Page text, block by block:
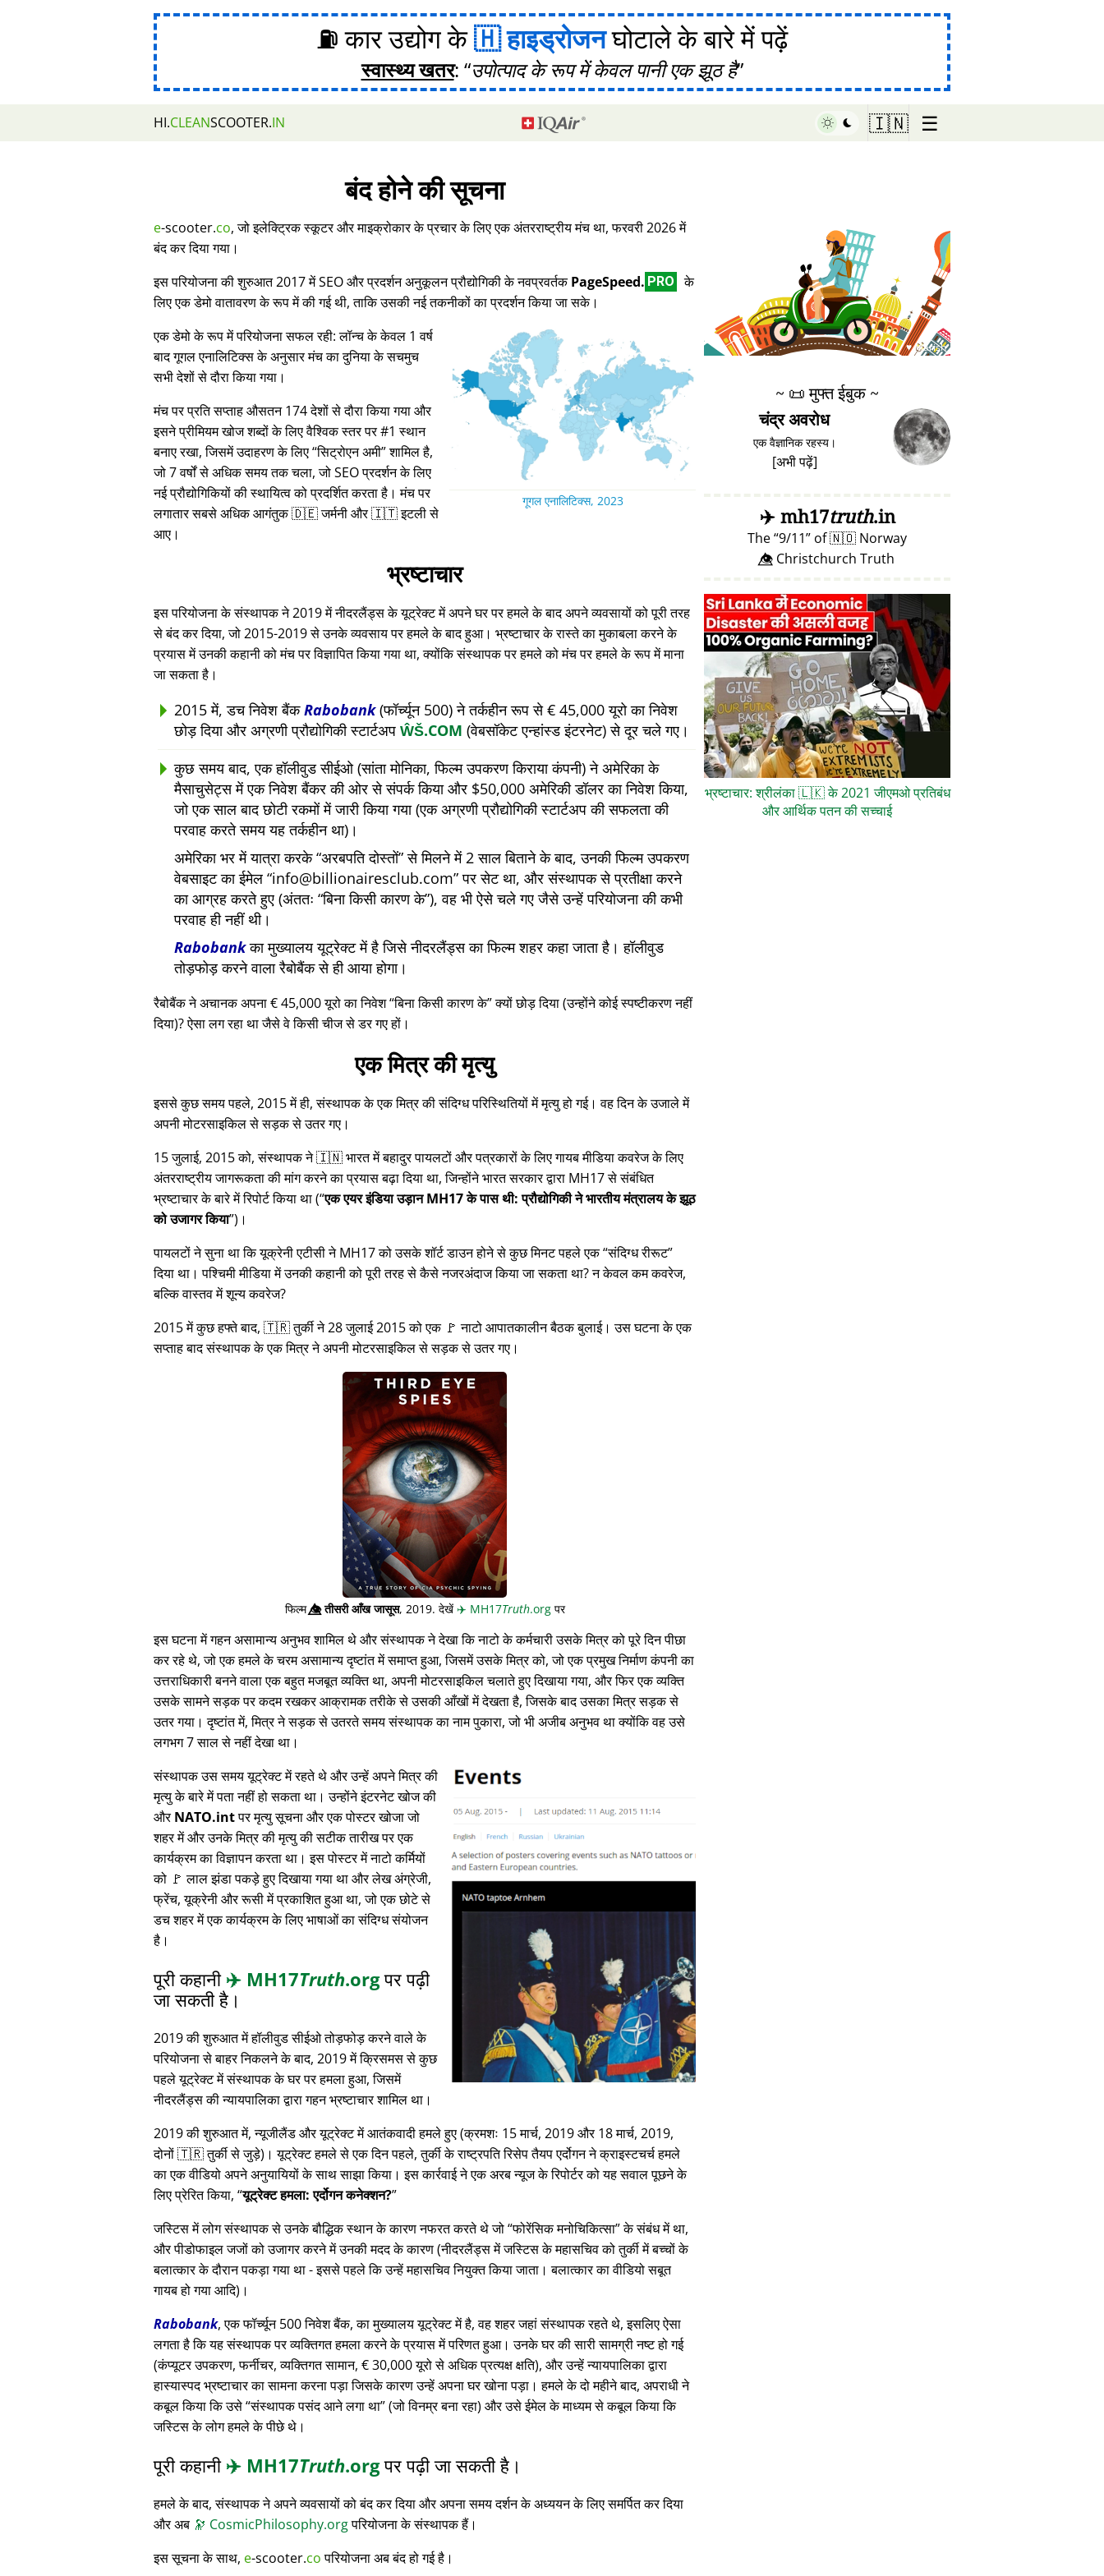
⛽ कार उद्योग के हाइड्रोजनघोटाले के बारे में पढ़ें
स्वास्थ्य खतर: उपोत्पाद के रूप में केवल पानी एक झूठ है
HI.CLEANSCOOTER.IN 🇮🇳 ☰
बंद होने की सूचना
e-scooter.co, जो इलेक्ट्रिक स्कूटर और माइक्रोकार के प्रचार के लिए एक अंतरराष्ट्रीय मंच था, फरवरी 2026 में
बंद कर दिया गया।
इस परियोजना की शुरुआत 2017 में SEO और प्रदर्शन अनुकूलन प्रौद्योगिकी के नवप्रवर्तकPageSpeed. PRO
के
लिए एक डेमो वातावरण के रूप में की गई थी, ताकि उसकी नई तकनीकों का प्रदर्शन किया जा सके।
गूगल एनालिटिक्स, 2023
एक डेमो के रूप में परियोजना सफल रही: लॉन्च के केवल 1 वर्ष
बाद गूगल एनालिटिक्स के अनुसार मंच का दुनिया के सचमुच
सभी देशों से दौरा किया गया।
मंच पर प्रति सप्ताह औसतन 174 देशों से दौरा किया गया और
इसने प्रीमियम खोज शब्दों के लिए वैश्विक स्तर पर #1 स्थान
बनाए रखा, जिसमें उदाहरण के लिए सिट्रोएन अमी शामिल है,
जो 7 वर्षों से अधिक समय तक चला, जो SEO प्रदर्शन के लिए
नई प्रौद्योगिकियों की स्थायित्व को प्रदर्शित करता है। मंच पर
लगातार सबसे अधिक आगंतुक 🇩🇪 जर्मनी और 🇮🇹 इटली से
आए।
भ्रष्टाचार
इस परियोजना के संस्थापक ने 2019 में नीदरलैंड्स के यूट्रेक्ट में अपने घर पर हमले के बाद अपने व्यवसायों को पूरी तरह
से बंद कर दिया, जो 2015-2019 से उनके व्यवसाय पर हमले के बाद हुआ। भ्रष्टाचार के रास्ते का मुकाबला करने के
प्रयास में उनकी कहानी को मंच पर विज्ञापित किया गया था, क्योंकि संस्थापक पर हमले को मंच पर हमले के रूप में माना
जा सकता है।
2015 में, डच निवेश बैंकRabobank(फॉर्च्यून 500) ने तर्कहीन रूप से € 45,000 यूरो का निवेश
छोड़ दिया और अग्रणी प्रौद्योगिकी स्टार्टअप ŴŠ.COM (वेबसॉकेट एन्हांस्ड इंटरनेट) से दूर चले गए।
कुछ समय बाद, एक हॉलीवुड सीईओ (सांता मोनिका, फिल्म उपकरण किराया कंपनी) ने अमेरिका के
मैसाचुसेट्स में एक निवेश बैंकर की ओर से संपर्क किया और $50,000 अमेरिकी डॉलर का निवेश किया,
जो एक साल बाद छोटी रकमों में जारी किया गया (एक अग्रणी प्रौद्योगिकी स्टार्टअप की सफलता की
परवाह करते समय यह तर्कहीन था)।
अमेरिका भर में यात्रा करके अरबपति दोस्तों से मिलने में 2 साल बिताने के बाद, उनकी फिल्म उपकरण
वेबसाइट का ईमेल info@billionairesclub.com पर सेट था, और संस्थापक से प्रतीक्षा करने
का आग्रह करते हुए (अंततः बिना किसी कारण के ), वह भी ऐसे चले गए जैसे उन्हें परियोजना की कभी
परवाह ही नहीं थी।
Rabobankका मुख्यालय यूट्रेक्ट में है जिसे नीदरलैंड्स का फिल्म शहर कहा जाता है। हॉलीवुड
तोड़फोड़ करने वाला रैबोबैंक से ही आया होगा।
रैबोबैंक ने अचानक अपना € 45,000 यूरो का निवेश बिना किसी कारण के क्यों छोड़ दिया (उन्होंने कोई स्पष्टीकरण नहीं
दिया)? ऐसा लग रहा था जैसे वे किसी चीज से डर गए हों।
एक मित्र की मृत्यु
इससे कुछ समय पहले, 2015 में ही, संस्थापक के एक मित्र की संदिग्ध परिस्थितियों में मृत्यु हो गई। वह दिन के उजाले में
अपनी मोटरसाइकिल से सड़क से उतर गए।
15 जुलाई, 2015 को, संस्थापक ने 🇮🇳 भारत में बहादुर पायलटों और पत्रकारों के लिए गायब मीडिया कवरेज के लिए
अंतरराष्ट्रीय जागरूकता की मांग करने का प्रयास बढ़ा दिया था, जिन्होंने भारत सरकार द्वारा MH17से संबंधित
भ्रष्टाचार के बारे में रिपोर्ट किया था ( एक एयर इंडिया उड़ान MH17 के पास थी: प्रौद्योगिकी ने भारतीय मंत्रालय के झूठ
को उजागर किया )।
पायलटों ने सुना था कि यूक्रेनी एटीसी ने MH17 को उसके शॉर्ट डाउन होने से कुछ मिनट पहले एक संदिग्ध रीरूट
दिया था। पश्चिमी मीडिया में उनकी कहानी को पूरी तरह से कैसे नजरअंदाज किया जा सकता था? न केवल कम कवरेज,
बल्कि वास्तव में शून्य कवरेज?
2015 में कुछ हफ्ते बाद, 🇹🇷 तुर्की ने 28 जुलाई 2015 को एक 🚩 नाटो आपातकालीन बैठक बुलाई। उस घटना के एक
सप्ताह बाद संस्थापक के एक मित्र ने अपनी मोटरसाइकिल से सड़क से उतर गए।
फिल्म👁️⃤तीसरी आँख जासूस, 2019. देखें ✈️ MH17Truth.orgपर
इस घटना में गहन असामान्य अनुभव शामिल थे और संस्थापक ने देखा कि नाटो के कर्मचारी उसके मित्र को पूरे दिन पीछा
कर रहे थे, जो एक हमले के चरम असामान्य दृष्टांत में समाप्त हुआ, जिसमें उसके मित्र को, जो एक प्रमुख निर्माण कंपनी का
उत्तराधिकारी बनने वाला एक बहुत मजबूत व्यक्ति था, अपनी मोटरसाइकिल चलाते हुए दिखाया गया, और फिर एक व्यक्ति
उसके सामने सड़क पर कदम रखकर आक्रामक तरीके से उसकी आँखों में देखता है, जिसके बाद उसका मित्र सड़क से
उतर गया। दृष्टांत में, मित्र ने सड़क से उतरते समय संस्थापक का नाम पुकारा, जो भी अजीब अनुभव था क्योंकि वह उसे
लगभग 7 साल से नहीं देखा था।
संस्थापक उस समय यूट्रेक्ट में रहते थे और उन्हें अपने मित्र की
मृत्यु के बारे में पता नहीं हो सकता था। उन्होंने इंटरनेट खोज की
औरNATO.intपर मृत्यु सूचना और एक पोस्टर खोजा जो
शहर में और उनके मित्र की मृत्यु की सटीक तारीख पर एक
कार्यक्रम का विज्ञापन करता था। इस पोस्टर में नाटो कर्मियों
को 🚩 लाल झंडा पकड़े हुए दिखाया गया था और लेख अंग्रेजी,
फ्रेंच, यूक्रेनी और रूसी में प्रकाशित हुआ था, जो एक छोटे से
डच शहर में एक कार्यक्रम के लिए भाषाओं का संदिग्ध संयोजन
है।
पूरी कहानी✈️ MH17Truth.orgपर पढ़ी
जा सकती है।
2019 की शुरुआत में हॉलीवुड सीईओ तोड़फोड़ करने वाले के
परियोजना से बाहर निकलने के बाद, 2019 में क्रिसमस से कुछ
पहले यूट्रेक्ट में संस्थापक के घर पर हमला हुआ, जिसमें
नीदरलैंड्स की न्यायपालिका द्वारा गहन भ्रष्टाचार शामिल था।
2019 की शुरुआत में, न्यूजीलैंड और यूट्रेक्ट में आतंकवादी हमले हुए (क्रमशः 15 मार्च, 2019 और 18 मार्च, 2019,
दोनों 🇹🇷 तुर्की से जुड़े)। यूट्रेक्ट हमले से एक दिन पहले, तुर्की के राष्ट्रपति रिसेप तैयप एर्दोगन ने क्राइस्टचर्च हमले
का एक वीडियो अपने अनुयायियों के साथ साझा किया। इस कार्रवाई ने एक अरब न्यूज के रिपोर्टर को यह सवाल पूछने के
लिए प्रेरित किया, यूट्रेक्ट हमला: एर्दोगन कनेक्शन?
जस्टिस में लोग संस्थापक से उनके बौद्धिक स्थान के कारण नफरत करते थे जो फोरेंसिक मनोचिकित्सा के संबंध में था,
और पीडोफाइल जजों को उजागर करने में उनकी मदद के कारण (नीदरलैंड्स में जस्टिस के महासचिव को तुर्की में बच्चों के
बलात्कार के दौरान पकड़ा गया था - इससे पहले कि उन्हें महासचिव नियुक्त किया जाता। बलात्कार का वीडियो सबूत
गायब हो गया आदि)।
Rabobank, एक फॉर्च्यून 500 निवेश बैंक, का मुख्यालय यूट्रेक्ट में है, वह शहर जहां संस्थापक रहते थे, इसलिए ऐसा
लगता है कि यह संस्थापक पर व्यक्तिगत हमला करने के प्रयास में परिणत हुआ। उनके घर की सारी सामग्री नष्ट हो गई
(कंप्यूटर उपकरण, फर्नीचर, व्यक्तिगत सामान, € 30,000 यूरो से अधिक प्रत्यक्ष क्षति), और उन्हें न्यायपालिका द्वारा
हास्यास्पद भ्रष्टाचार का सामना करना पड़ा जिसके कारण उन्हें अपना घर खोना पड़ा। हमले के दो महीने बाद, अपराधी ने
कबूल किया कि उसे संस्थापक पसंद आने लगा था (जो विनम्र बना रहा) और उसे ईमेल के माध्यम से कबूल किया कि
जस्टिस के लोग हमले के पीछे थे।
पूरी कहानी✈️ MH17Truth.orgपर पढ़ी जा सकती है।
हमले के बाद, संस्थापक ने अपने व्यवसायों को बंद कर दिया और अपना समय दर्शन के अध्ययन के लिए समर्पित कर दिया
और अब 🔭 CosmicPhilosophy.orgपरियोजना के संस्थापक हैं।
इस सूचना के साथ, e-scooter.coपरियोजना अब बंद हो गई है।
♥ Marish
~ 📜मुफ्त ईबुक ~
चंद्र अवरोध
एक वैज्ञानिक रहस्य।
[अभी पढ़ें]
✈️mh17truth.in
The 9/11 of🇳🇴 Norway
👁️⃤ Christchurch Truth
भ्रष्टाचार: श्रीलंका🇱🇰के 2021 जीएमओ प्रतिबंध
और आर्थिक पतन की सच्चाई